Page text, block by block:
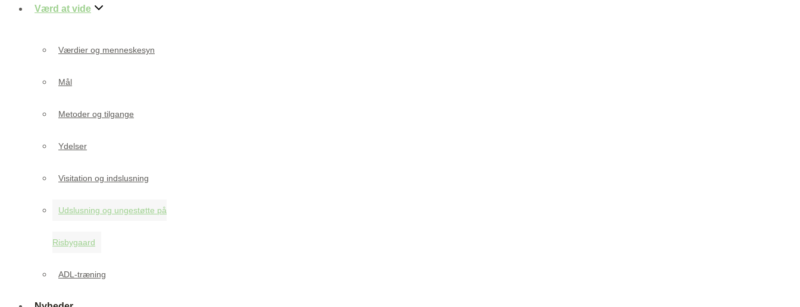
Værd at vide
Værdier og menneskesyn
Mål
Metoder og tilgange
Ydelser
Visitation og indslusning
Udslusning og ungestøtte på
Risbygaard
ADL-træning